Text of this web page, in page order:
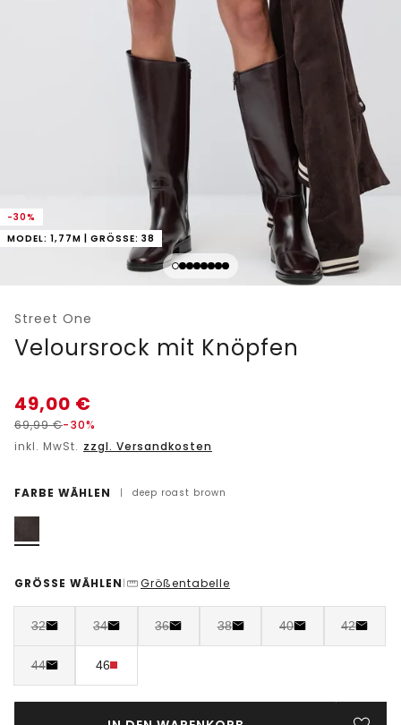
-30%
MODEL: 1,77M | GRÖSSE: 38
Street One
Veloursrock mit Knöpfen
49,00 €
69,99€-30%
inkl. MwSt. zzgl. Versandkosten
FARBE WÄHLEN | deep roast brown
GRÖSSE WÄHLEN | Größentabelle
32 34 36 38 40 42
44 46